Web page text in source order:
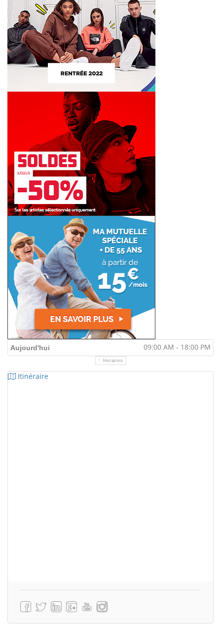
Aujourd'hui 09:00 AM - 18:00 PM
Horaires
Itinéraire